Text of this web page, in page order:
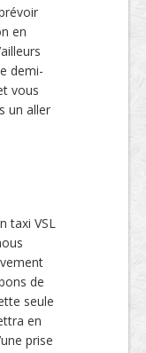
en
demi-
vous
un aller
taxi VSL
de
seule
en
prise